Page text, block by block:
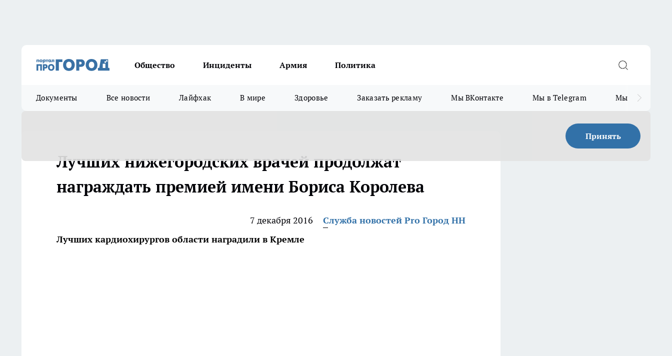
Общество Инциденты Армия Политика
Документы Все новости Лайфхак В мире Здоровье Заказать рекламу Мы ВКонтакте Мы в Telegram Мы в MAX
Принять
Лучших нижегородских врачей продолжат
награждать премией имени Бориса Королева
7 декабря 2016
Служба новостей Pro Город НН
Лучших кардиохирургов области наградили в Кремле